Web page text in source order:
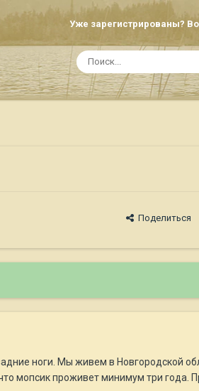
Уже зарегистрированы?
Поделиться
ноги. Мы живем в Новгородской
мопсик проживет минимум три года.